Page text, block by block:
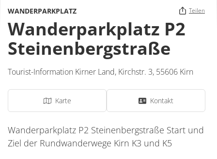
WANDERPARKPLATZ Teilen
Wanderparkplatz P2
Steinenbergstraße
Tourist-Information Kirner Land, Kirchstr. 3, 55606 Kirn
Karte Kontakt
Wanderparkplatz P2 Steinenbergstraße Start und
Ziel der Rundwanderwege Kirn K3 und K5